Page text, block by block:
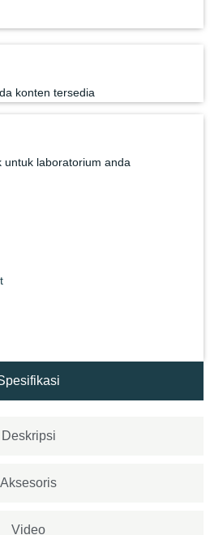
konten tersedia
untuk laboratorium anda
Deskripsi
Aksesoris
Video